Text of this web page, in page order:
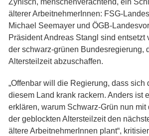
Zynisch, menschenverachtend, ein
älterer ArbeitnehmerInnen: FSG-
Michael Seemayer und ÖGB-
Präsident Andreas Stangl sind entsetzt
der schwarz-grünen Bundesregierung,
Altersteilzeit abzuschaffen.
„Offenbar will die Regierung, dass sich
diesem Land krank rackern. Anders ist
erklären, warum Schwarz-Grün nun mit
der geblockten Altersteilzeit den
ältere ArbeitnehmerInnen plant“,